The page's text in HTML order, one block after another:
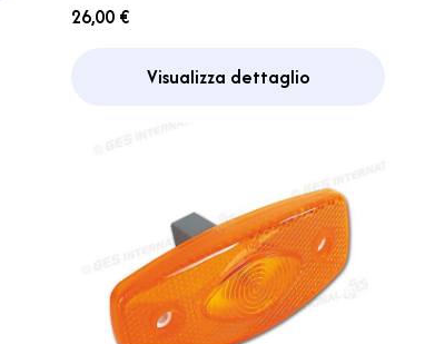
26,00 €
Visualizza dettaglio